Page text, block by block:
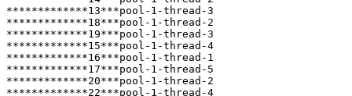
*************13***pool-1-thread-3
*************18***pool-1-thread-2
*************19***pool-1-thread-3
*************15***pool-1-thread-4
*************16***pool-1-thread-1
*************17***pool-1-thread-5
*************20***pool-1-thread-2
*************22***pool-1-thread-4